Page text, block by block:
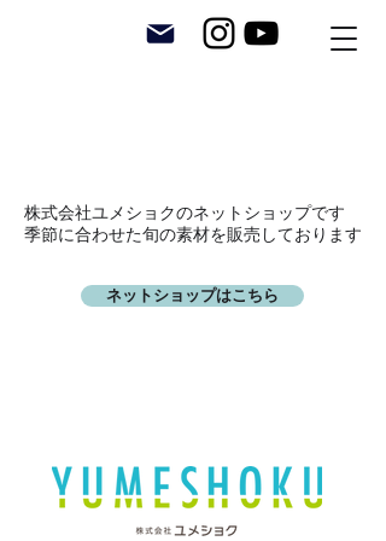
株式会社ユメショクのネットショップです
​季節に合わせた旬の素材を販売しております
ネットショップはこちら